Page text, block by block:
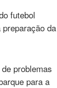
futebol
da
problemas
para a